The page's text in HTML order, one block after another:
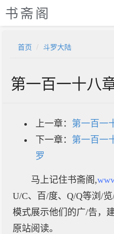
书斋阁
首页 斗罗大陆
第一百一十八
上一章： 第一百一
下一章： 第一百一
罗
马上记住书斋阁,
U/C、百/度、Q/Q等浏/
模式展示他们的广/告，
原站阅读。